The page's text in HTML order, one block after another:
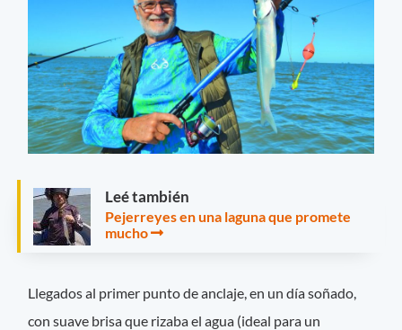
Leé también
Pejerreyes en una laguna que promete
mucho
Llegados al primer punto de anclaje, en un día soñado,
con suave brisa que rizaba el agua (ideal para un